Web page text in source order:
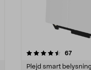
67
Plejd smart belysning
4.5 av 5